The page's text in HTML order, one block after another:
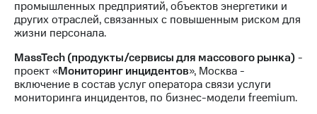
приобретения
Порядок
выкупа
акций
Дивиденды
Рынок
облигаций
промышленных предприятий, объектов энергетики и
других отраслей, связанных с повышенным риском для
жизни персонала.
MassTech (продукты/сервисы для массового рынка)-
проект «Мониторинг инцидентов», Москва -
включение в состав услуг оператора связи услуги
мониторинга инцидентов, по бизнес-модели freemium.